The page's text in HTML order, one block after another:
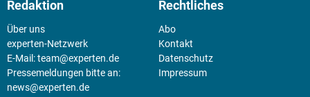
Redaktion
Über uns
experten-Netzwerk
E-Mail:team@experten.de
Pressemeldungen bitte an:
news@experten.de
Rechtliches
Abo
Kontakt
Datenschutz
Impressum